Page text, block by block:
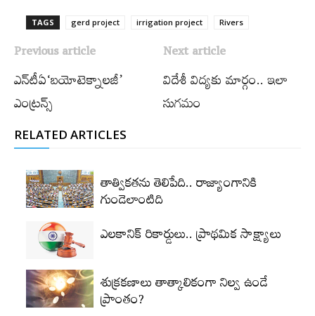
TAGS gerd project irrigation project Rivers
Previous article
ఎన్‌టీఏ‘బయోటెక్నాలజీ’
ఎంట్రన్స్‌
Next article
విదేశీ విద్యకు మార్గం.. ఇలా
సుగమం
RELATED ARTICLES
తాత్వికతను తెలిపేది.. రాజ్యాంగానికి
గుండెలాంటిది
ఎలకానిక్‌ రికార్డులు.. ప్రాథమిక సాక్ష్యాలు
శుక్రకణాలు తాత్కాలికంగా నిల్వ ఉండే
ప్రాంతం?